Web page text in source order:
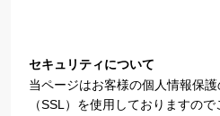
セキュリティについて
当ページはお客様の個人情報保
（SSL）を使用しておりますの